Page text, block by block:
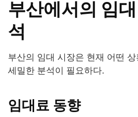
부산에서의 임
석
부산의 임대 시장은 현재 어떤
세밀한 분석이 필요하다.
임대료 동향